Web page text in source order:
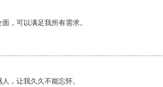
，可以满足我所有需求。
，让我久久不能忘怀。